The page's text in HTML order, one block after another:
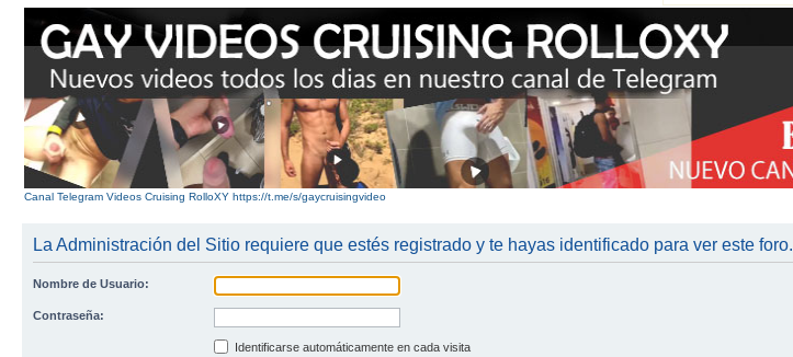
Canal Telegram Videos Cruising RolloXY https://t.me/s/gaycruisingvideo
La Administración del Sitio requiere que estés registrado y te hayas identificado para ver este foro.
Nombre de Usuario:
Contraseña:
Identificarse automáticamente en cada visita